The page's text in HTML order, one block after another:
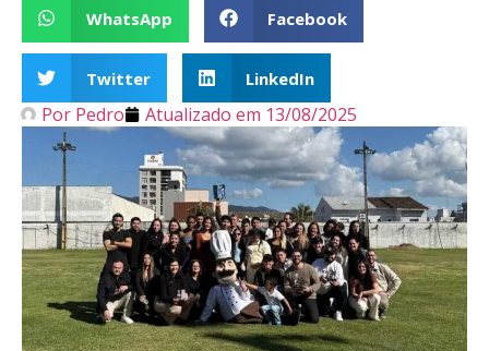
WhatsApp Facebook
Twitter LinkedIn
Por Pedro Atualizado em 13/08/2025